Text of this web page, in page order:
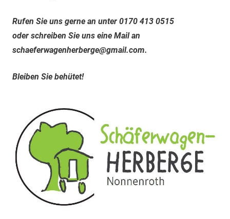
Rufen Sie uns gerne an unter 0170 413 0515
oder schreiben Sie uns eine Mail an
schaeferwagenherberge@gmail.com.
Bleiben Sie behütet!